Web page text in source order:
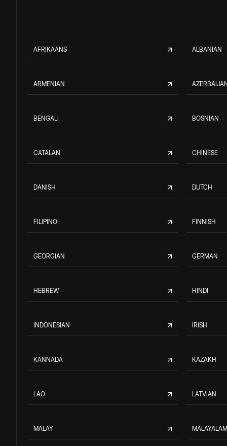
AFRIKAANS ALBANIAN
ARMENIAN
BENGALI BOSNIAN
CATALAN CHINESE
DANISH DUTCH
FILIPINO FINNISH
GEORGIAN GERMAN
HEBREW HINDI
INDONESIAN IRISH
KANNADA KAZAKH
LAO LATVIAN
MALAY MALAYALAM